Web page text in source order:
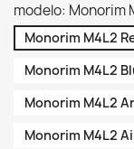
modelo: Monorim
Monorim M4L2
Monorim M4L2
Monorim M4L2
Monorim M4L2